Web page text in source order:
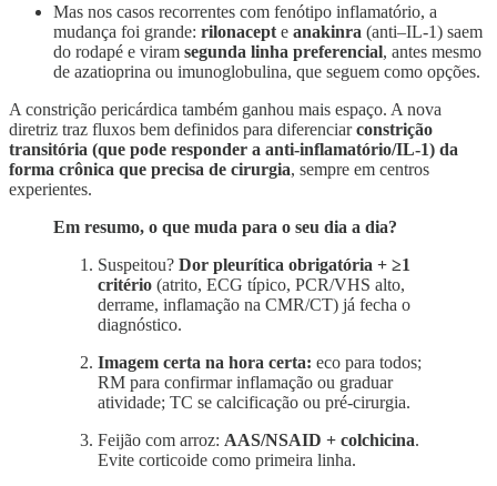
Mas nos casos recorrentes com fenótipo inflamatório, a
mudança foi grande: rilonacept e anakinra (anti–IL-1) saem
do rodapé e viram segunda linha preferencial, antes mesmo
de azatioprina ou imunoglobulina, que seguem como opções.
A constrição pericárdica também ganhou mais espaço. A nova
diretriz traz fluxos bem definidos para diferenciarconstrição
transitória (que pode responder a anti-inflamatório/IL-1) da
forma crônica que precisa de cirurgia, sempre em centros
experientes.
Em resumo, o que muda para o seu dia a dia?
Suspeitou? Dor pleurítica obrigatória + ≥1
critério (atrito, ECG típico, PCR/VHS alto,
derrame, inflamação na CMR/CT) já fecha o
diagnóstico.
Imagem certa na hora certa: eco para todos;
RM para confirmar inflamação ou graduar
atividade; TC se calcificação ou pré-cirurgia.
Feijão com arroz: AAS/NSAID + colchicina.
Evite corticoide como primeira linha.